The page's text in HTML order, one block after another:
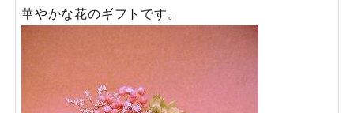
華やかな花のギフトです。